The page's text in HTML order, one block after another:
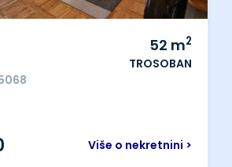
52 m2
TROSOBAN
Više o nekretnini >